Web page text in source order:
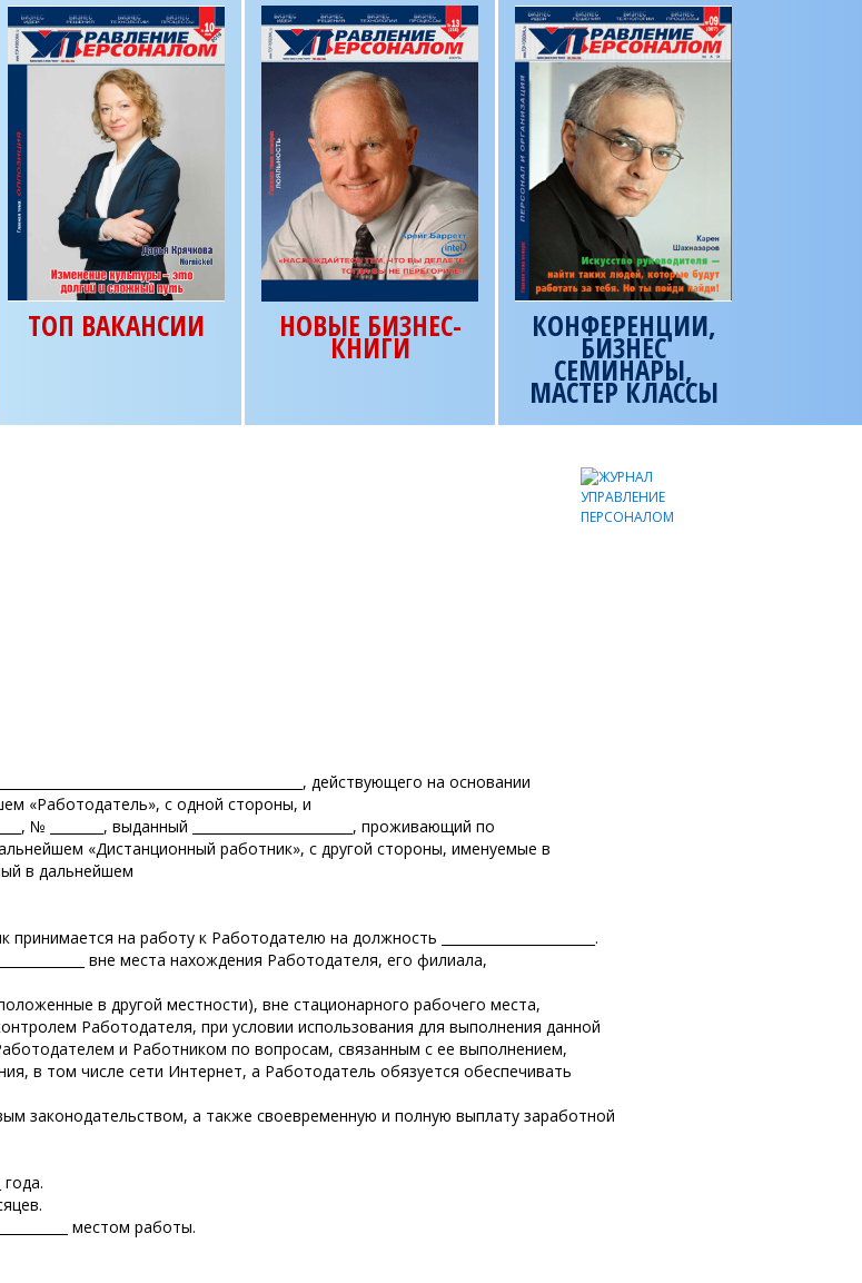
ТОП ВАКАНСИИ НОВЫЕ БИЗНЕС-
КНИГИ
КОНФЕРЕНЦИИ,
БИЗНЕС
СЕМИНАРЫ,
МАСТЕР КЛАССЫ
действующего на основании
«Работодатель», с одной стороны, и
№ ________, выданный ________________________, проживающий по
в дальнейшем «Дистанционный работник», с другой стороны, именуемые в
в дальнейшем
на работу к Работодателю на должность _______________________.
вне места нахождения Работодателя, его филиала,
в другой местности), вне стационарного рабочего места,
Работодателя, при условии использования для выполнения данной
и Работником по вопросам, связанным с ее выполнением,
в том числе сети Интернет, а Работодатель обязуется обеспечивать
законодательством, а также своевременную и полную выплату заработной
года.
местом работы.